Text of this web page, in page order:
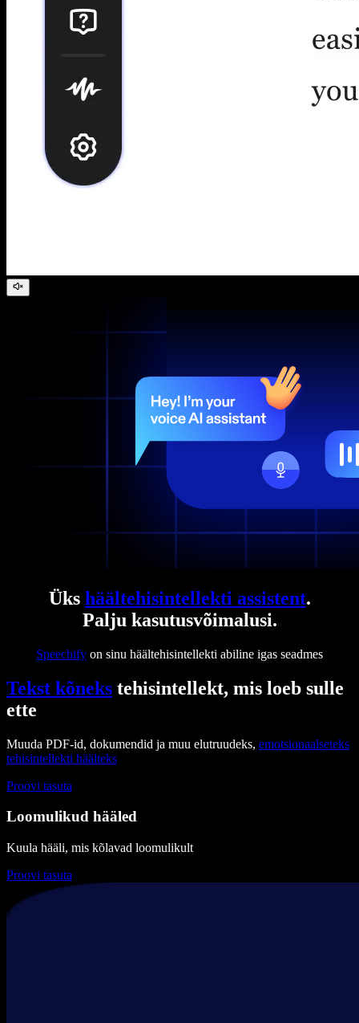
Üks häältehisintellekti assistent.
Palju kasutusvõimalusi.
Speechify on sinu häältehisintellekti abiline igas seadmes
Tekst kõneks tehisintellekt, mis loeb sulle
ette
Muuda PDF-id, dokumendid ja muu elutruudeks, emotsionaalseteks
tehisintellekti häälteks
Proovi tasuta
Loomulikud hääled
Kuula hääli, mis kõlavad loomulikult
Proovi tasuta